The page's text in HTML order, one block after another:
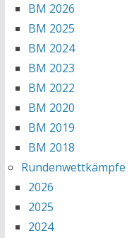
BM 2026
BM 2025
BM 2024
BM 2023
BM 2022
BM 2020
BM 2019
BM 2018
Rundenwettkämpfe
2026
2025
2024